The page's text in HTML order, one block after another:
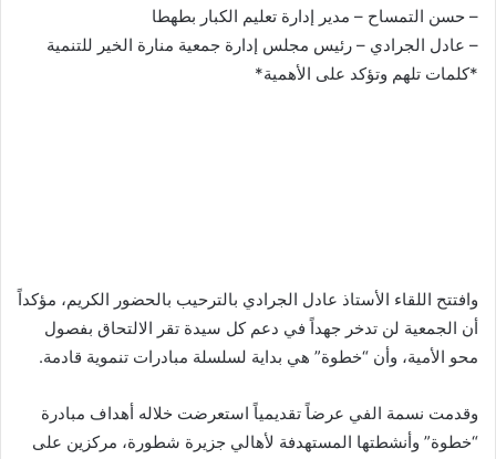
– حسن التمساح – مدير إدارة تعليم الكبار بطهطا
– عادل الجرادي – رئيس مجلس إدارة جمعية منارة الخير للتنمية
*كلمات تلهم وتؤكد على الأهمية*
وافتتح اللقاء الأستاذ عادل الجرادي بالترحيب بالحضور الكريم، مؤكداً
أن الجمعية لن تدخر جهداً في دعم كل سيدة تقر الالتحاق بفصول
محو الأمية، وأن “خطوة” هي بداية لسلسلة مبادرات تنموية قادمة.
وقدمت نسمة الفي عرضاً تقديمياً استعرضت خلاله أهداف مبادرة
“خطوة” وأنشطتها المستهدفة لأهالي جزيرة شطورة، مركزين على